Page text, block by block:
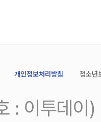
개인정보처리방침 청소년
: 이투데